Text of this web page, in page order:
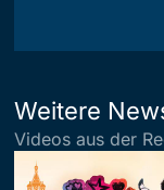
Weitere
Videos aus der